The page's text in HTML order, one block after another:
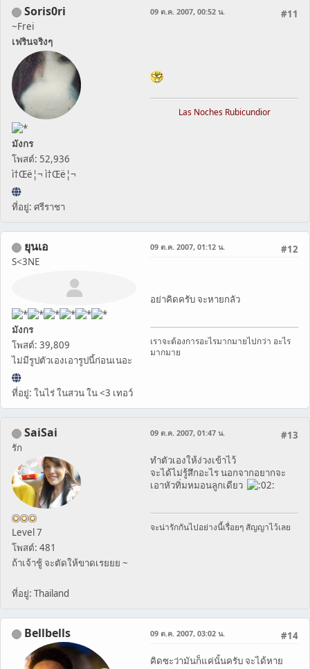
Soris0ri
~Frei
เฟรินจริงๆ
มังกร
โพสต์: 52,936
ì†Œë¦¬ ì†Œë¦¬
ที่อยู่: ศรีราชา
#11
09 ต.ค. 2007, 00:52 น.
Las Noches Rubicundior
ยุนเอ
S<3NE
มังกร
โพสต์: 39,809
ไม่มีรูปตัวเองเอารูปนี้ก่อนเนอะ
ที่อยู่: ในไร่ ในสวน ใน <3 เทอว์
#12
09 ต.ค. 2007, 01:12 น.
อย่าคิดครับ จะหายกลัว
เราจะต้องการอะไรมากมายไปกว่า อะไร
มากมาย
SaiSai
รัก
Level 7
โพสต์: 481
ถ้าเจ้าชู้ จะตัดให้ขาดเรยยย ~
ที่อยู่: Thailand
#13
09 ต.ค. 2007, 01:47 น.
ทำตัวเองให้ง่วงเข้าไว้
จะได้ไม่รู้สึกอะไร นอกจากอยากจะ
เอาหัวทิ่มหมอนลูกเดียว
จะน่ารักกันไปอย่างนี้เรื่อยๆ สัญญาไว้เลย
Bellbells #14
09 ต.ค. 2007, 03:02 น.
คิดซะว่ามันก็แค่นั้นครับ จะได้หาย